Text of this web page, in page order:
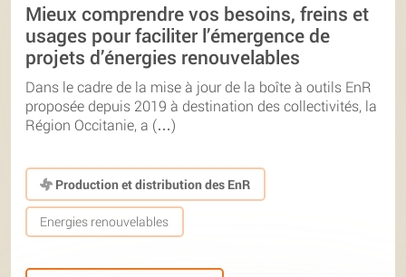
Mieux comprendre vos besoins, freins et
usages pour faciliter l’émergence de
projets d’énergies renouvelables
Dans le cadre de la mise à jour de la boîte à outils EnR
proposée depuis 2019 à destination des collectivités, la
Région Occitanie, a (…)
Production et distribution des EnR
Energies renouvelables